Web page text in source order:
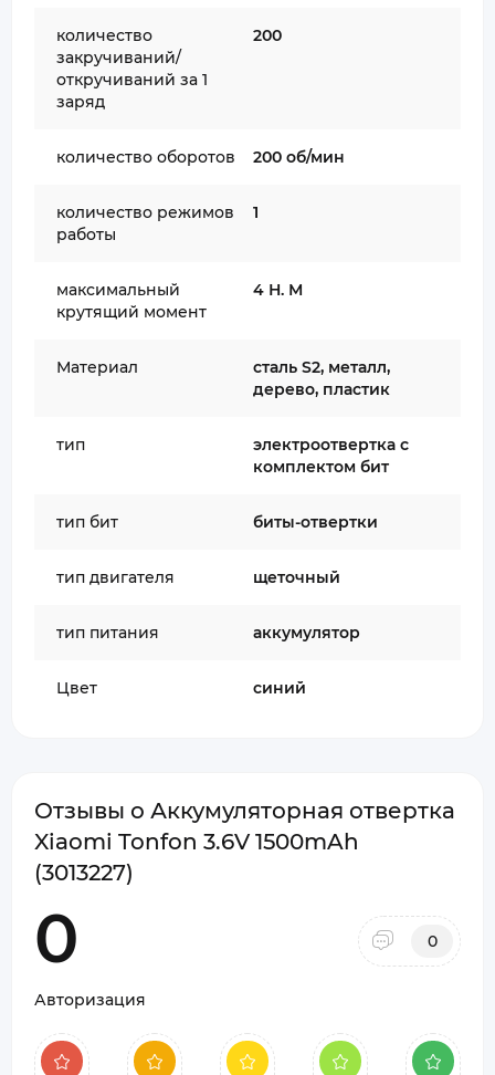
количество
закручиваний/
откручиваний за 1
заряд
200
количество оборотов 200 об/мин
количество режимов
работы
1
максимальный
крутящий момент
4 Н. М
Материал
сталь S2, металл,
дерево, пластик
тип
электроотвертка с
комплектом бит
тип бит биты-отвертки
тип двигателя щеточный
тип питания аккумулятор
Цвет синий
Отзывы о Аккумуляторная отвертка
Xiaomi Tonfon 3.6V 1500mAh
(3013227)
0 0
Авторизация